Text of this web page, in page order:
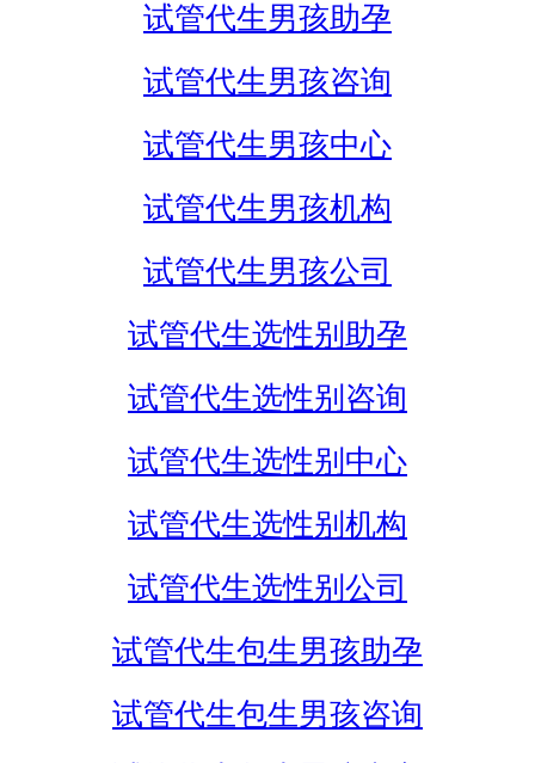
试管代生男孩助孕
试管代生男孩咨询
试管代生男孩中心
试管代生男孩机构
试管代生男孩公司
试管代生选性别助孕
试管代生选性别咨询
试管代生选性别中心
试管代生选性别机构
试管代生选性别公司
试管代生包生男孩助孕
试管代生包生男孩咨询